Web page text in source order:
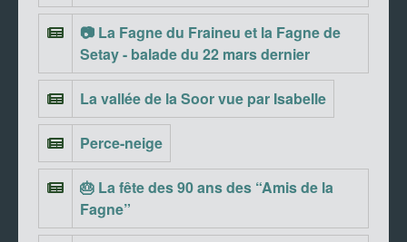
📷 La Fagne du Fraineu et la Fagne de
Setay - balade du 22 mars dernier
La vallée de la Soor vue par Isabelle
Perce-neige
🎂 La fête des 90 ans des “Amis de la
Fagne”